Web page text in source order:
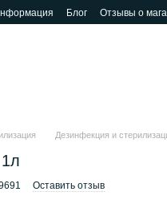
Блог Отзывы о
Дезинфекция и
Оставить отзыв